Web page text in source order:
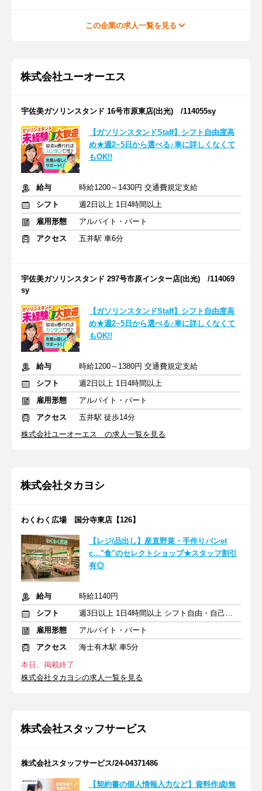
この企業の求人一覧を見る
株式会社ユーオーエス
宇佐美ガソリンスタンド 16号市原東店(出光) /114055sy
【ガソリンスタンドStaff】シフト自由度高
め★週2~5日から選べる♪車に詳しくなくて
もOK!!
給与
時給1200～1430円 交通費規定支給
シフト
週2日以上 1日4時間以上
雇用形態
アルバイト・パート
アクセス
五井駅 車6分
宇佐美ガソリンスタンド 297号市原インター店(出光) /114069
sy
【ガソリンスタンドStaff】シフト自由度高
め★週2~5日から選べる♪車に詳しくなくて
もOK!!
給与
時給1200～1380円 交通費規定支給
シフト
週2日以上 1日4時間以上
雇用形態
アルバイト・パート
アクセス
五井駅 徒歩14分
株式会社ユーオーエス の求人一覧を見る
株式会社タカヨシ
わくわく広場 国分寺東店【126】
【レジ/品出し】産直野菜・手作りパンet
c…"食"のセレクトショップ★スタッフ割引
有◎
給与
時給1140円
シフト
週3日以上 1日4時間以上 シフト自由・自己申告
雇用形態
アルバイト・パート
アクセス
海士有木駅 車5分
本日、掲載終了
株式会社タカヨシの求人一覧を見る
株式会社スタッフサービス
株式会社スタッフサービス/24-04371486
【契約書の個人情報入力など】資料作成|無